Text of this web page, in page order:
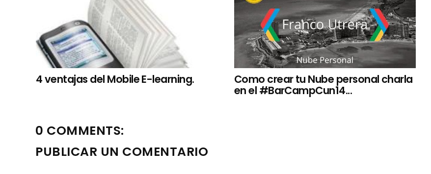
4 ventajas del Mobile E-learning. Como crear tu Nube personal charla
en el #BarCampCun14...
0 COMMENTS:
PUBLICAR UN COMENTARIO